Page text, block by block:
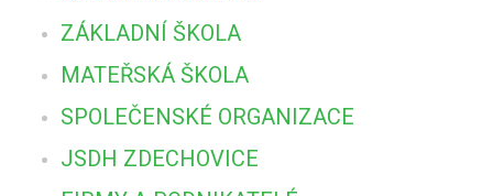
ZÁKLADNÍ ŠKOLA
MATEŘSKÁ ŠKOLA
SPOLEČENSKÉ ORGANIZACE
JSDH ZDECHOVICE